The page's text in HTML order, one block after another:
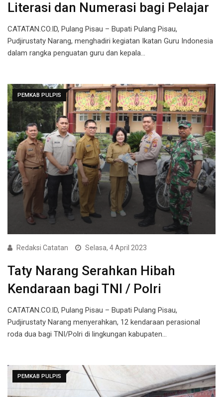
Literasi dan Numerasi bagi Pelajar
CATATAN.CO.ID, Pulang Pisau – Bupati Pulang Pisau,
Pudjirustaty Narang, menghadiri kegiatan Ikatan Guru Indonesia
dalam rangka penguatan guru dan kepala…
PEMKAB PULPIS
Redaksi Catatan Selasa, 4 April 2023
Taty Narang Serahkan Hibah
Kendaraan bagi TNI / Polri
CATATAN.CO.ID, Pulang Pisau – Bupati Pulang Pisau,
Pudjirustaty Narang menyerahkan, 12 kendaraan perasional
roda dua bagi TNI/Polri di lingkungan kabupaten…
PEMKAB PULPIS